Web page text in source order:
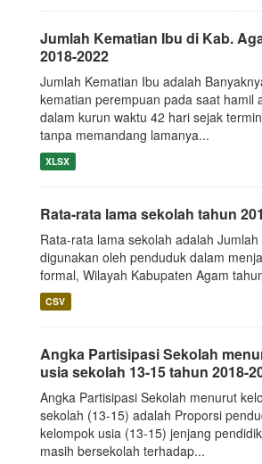
Jumlah Kematian Ibu di Kab.
2018-2022
Jumlah Kematian Ibu adalah
kematian perempuan pada saat hamil
dalam kurun waktu 42 hari sejak
tanpa memandang lamanya...
XLSX
Rata-rata lama sekolah tahun
Rata-rata lama sekolah adalah
digunakan oleh penduduk dalam
formal, Wilayah Kabupaten Agam
CSV
Angka Partisipasi Sekolah
usia sekolah 13-15 tahun 2018-
Angka Partisipasi Sekolah menurut
sekolah (13-15) adalah Proporsi
kelompok usia (13-15) jenjang
masih bersekolah terhadap...